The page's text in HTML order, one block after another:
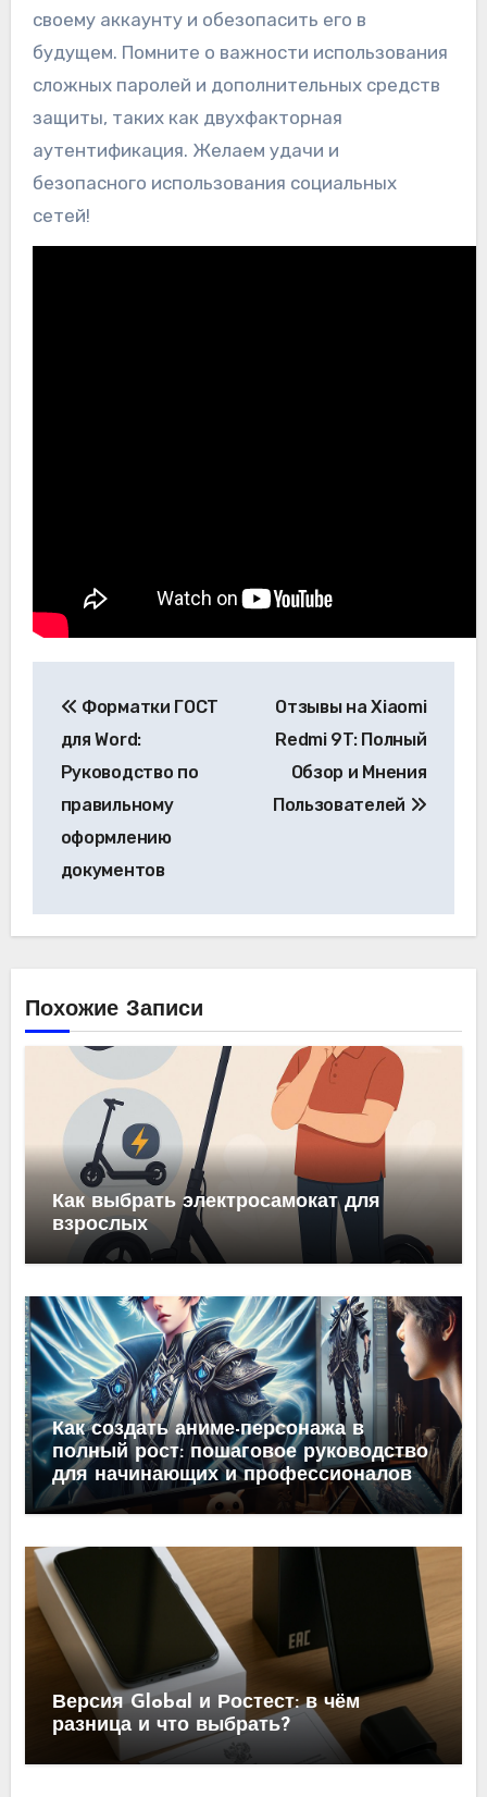
своему аккаунту и обезопасить его в
будущем. Помните о важности использования
сложных паролей и дополнительных средств
защиты, таких как двухфакторная
аутентификация. Желаем удачи и
безопасного использования социальных
сетей!
по
записям
Форматки ГОСТ
для Word:
Руководство по
правильному
оформлению
документов
Отзывы на Xiaomi
Redmi 9T: Полный
Обзор и Мнения
Пользователей
Похожие Записи
Как выбрать электросамокат для
взрослых
Как создать аниме-персонажа в
полный рост: пошаговое руководство
для начинающих и профессионалов
Версия Global и Ростест: в чём
разница и что выбрать?